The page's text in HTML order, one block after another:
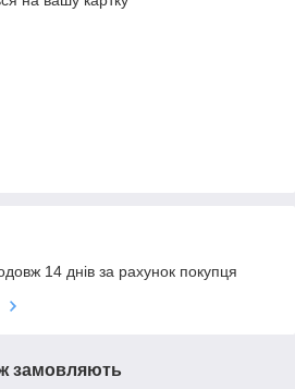
14 днів за рахунок покупця
замовляють